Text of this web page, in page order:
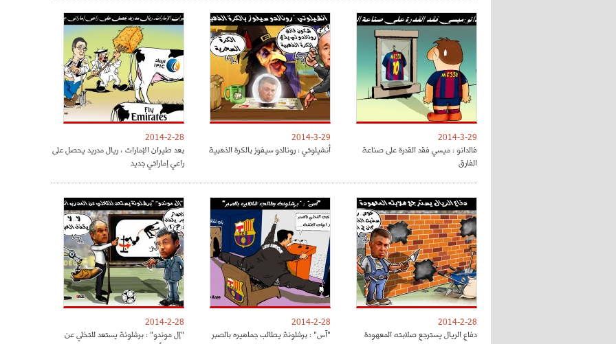
2014-3-29
فالدانو : ميسي فقد القدرة على صناعة
الفارق
2014-3-29
أنشيلوتي : رونالدو سيفوز بالكرة الذهبية
2014-2-28
بعد طيران الإمارات ، ريال مدريد يحصل على
راعي إماراتي جديد
2014-2-28
دفاع الريال يسترجع صلابته المعهودة
2014-2-28
"آس" : برشلونة يطالب جماهيره بالصبر
2014-2-28
"إل موندو" : برشلونة يستعد للتخلي عن